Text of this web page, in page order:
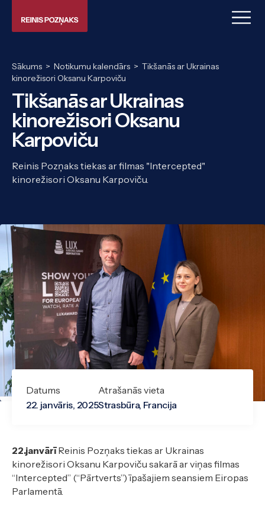
Sākums > Notikumu kalendārs > Tikšanās ar Ukrainas
kinorežisori Oksanu Karpoviču
Tikšanās ar Ukrainas
kinorežisori Oksanu
Karpoviču
Reinis Pozņaks tiekas ar filmas "Intercepted"
kinorežisori Oksanu Karpoviču.
Datums
22. janvāris, 2025
Atrašanās vieta
Strasbūra, Francija
22.janvārīReinis Pozņaks tiekas ar Ukrainas
kinorežisori Oksanu Karpoviču sakarā ar viņas filmas
“Intercepted” (“Pārtverts”) īpašajiem seansiem Eiropas
Parlamentā.